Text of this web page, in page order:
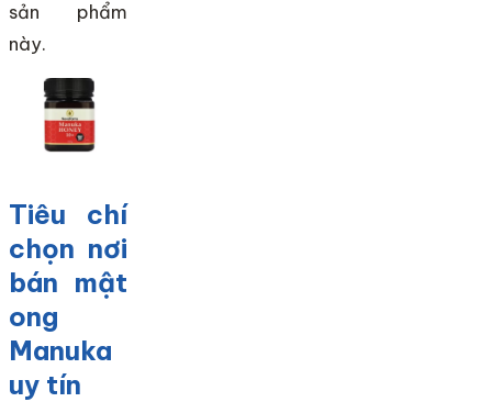
sản phẩm
này.
Tiêu chí
chọn nơi
bán mật
ong
Manuka
uy tín